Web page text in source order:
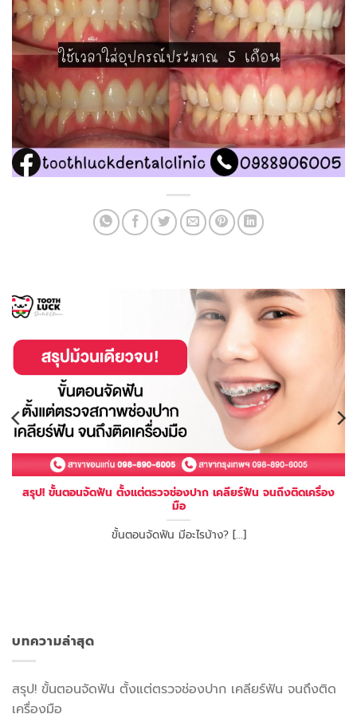
สรุป! ขั้นตอนจัดฟัน ตั้งแต่ตรวจช่องปาก เคลียร์ฟัน จนถึงติดเครื่อง
มือ
ขั้นตอนจัดฟัน มีอะไรบ้าง? [...]
บทความล่าสุด
สรุป! ขั้นตอนจัดฟัน ตั้งแต่ตรวจช่องปาก เคลียร์ฟัน จนถึงติด
เครื่องมือ